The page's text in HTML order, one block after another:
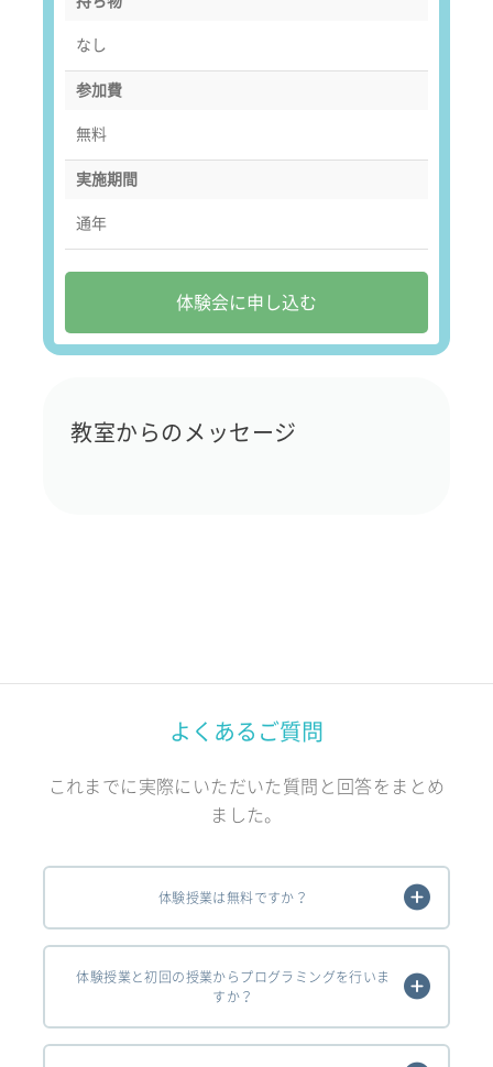
なし
参加費
無料
実施期間
通年
体験会に申し込む
教室からのメッセージ
よくあるご質問
これまでに実際にいただいた質問と回答をまとめ
ました。
体験授業は無料ですか？
体験授業と初回の授業からプログラミングを行いま
すか？